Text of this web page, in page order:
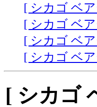
[ シカゴ ベア
[ シカゴ ベア
[ シカゴ ベア
[ シカゴ ベア
[ シカゴ